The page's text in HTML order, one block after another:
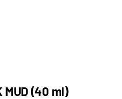
MUD (40 ml)